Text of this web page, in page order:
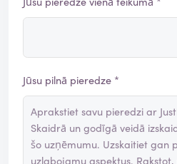
Jūsu pilnā pieredze *